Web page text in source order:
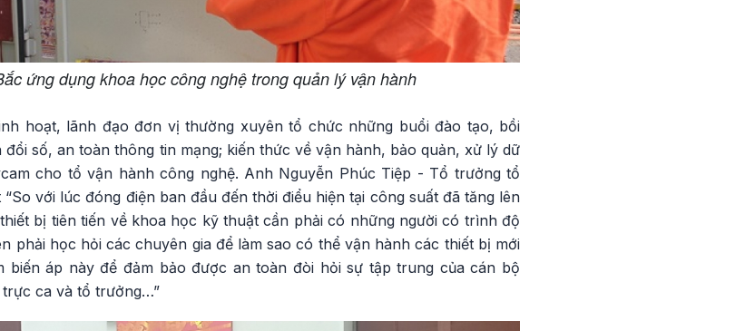
ứng dụng khoa học công nghệ trong quản lý vận hành
hoạt, lãnh đạo đơn vị thường xuyên tổ chức những buổi đào tạo, bồi
số, an toàn thông tin mạng; kiến thức về vận hành, bảo quản, xử lý dữ
cho tổ vận hành công nghệ. Anh Nguyễn Phúc Tiệp - Tổ trưởng tổ
với lúc đóng điện ban đầu đến thời điểu hiện tại công suất đã tăng lên
bị tiên tiến về khoa học kỹ thuật cần phải có những người có trình độ
phải học hỏi các chuyên gia để làm sao có thể vận hành các thiết bị mới
biến áp này để đảm bảo được an toàn đòi hỏi sự tập trung của cán bộ
ca và tổ trưởng…”